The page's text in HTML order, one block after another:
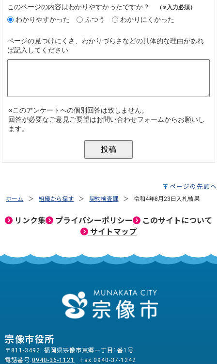
ページの先頭へ
ホーム 組織から探す 契約検査課 令和4年8月23日入札結果
リンク集 プライバシーポリシー
このサイトについて
サイトマップ
宗像市役所
〒811-3492 福岡県宗像市東郷一丁目1番1号
電話番号:0940-36-1121
Fax:0940-37-1242